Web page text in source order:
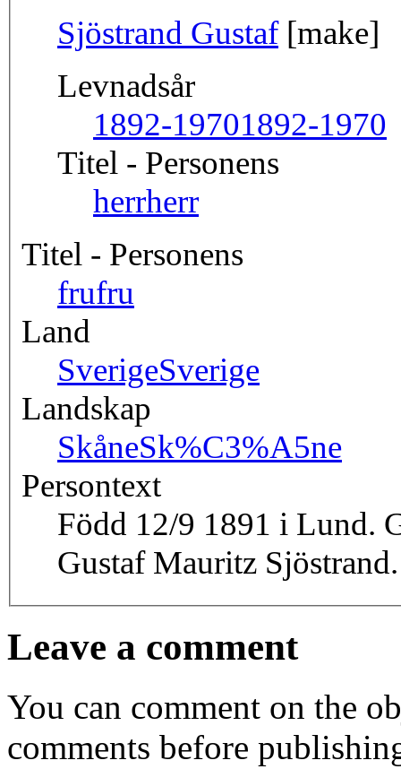
Sjöstrand Gustaf[make]
Levnadsår
1892-19701892-1970
Titel - Personens
herrherr
Titel - Personens
frufru
Land
SverigeSverige
Landskap
SkåneSk%C3%A5ne
Persontext
Född 12/9 1891 i Lund.
Gustaf Mauritz Sjöstrand.
Leave a comment
You can comment on the
comments before